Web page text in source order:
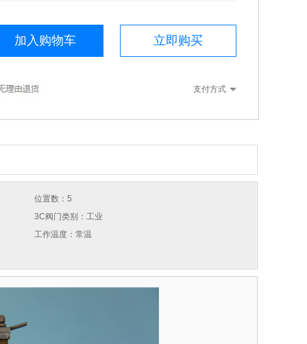
立即购买
加入购物车
支付方式
位置数：5
3C阀门类别：工业
工作温度：常温